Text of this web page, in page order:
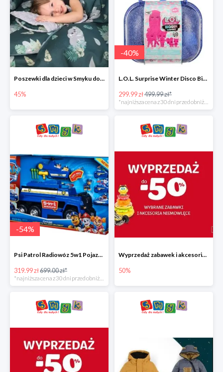
Poszewki dla dzieci w Smyku do -45%
45%
-40%
L.O.L. Surprise Winter Disco Bigger Surprise Zestaw laleczek w walizce -40%
299.99 zł499.99 zł*
-54%
Psi Patrol Radiowóz 5w1 Pojazd ratunkowy z figurką Chase'a
319.99 zł699.00 zł*
Wyprzedaż zabawek i akcesoriów niemowlęcych w Smyku do -50%
50%